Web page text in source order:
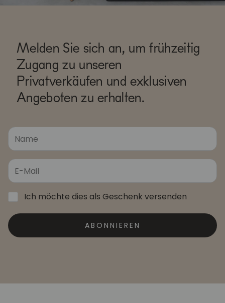
Melden Sie sich an, um frühzeitig
Zugang zu unseren
Privatverkäufen und exklusiven
Angeboten zu erhalten.
Ich möchte dies als Geschenk versenden
ABONNIEREN